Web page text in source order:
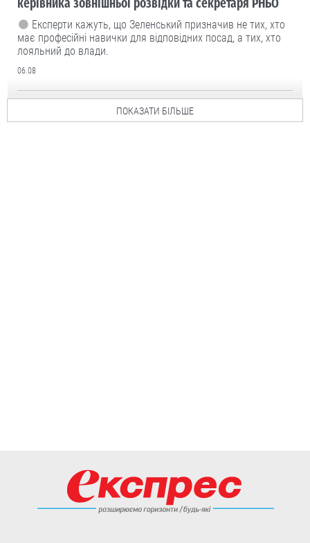
Експерти кажуть, що Зеленський призначив не тих, хто
має професійні навички для відповідних посад, а тих, хто
лояльний до влади.
06.08
ПОКАЗАТИ БІЛЬШЕ